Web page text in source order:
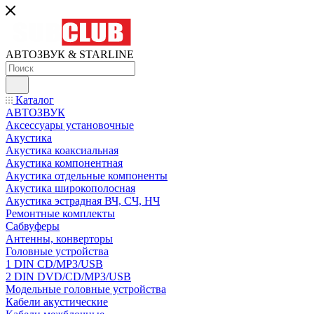
АВТОЗВУК & STARLINE
Каталог
АВТОЗВУК
Аксессуары установочные
Акустика
Акустика коаксиальная
Акустика компонентная
Акустика отдельные компоненты
Акустика широкополосная
Акустика эстрадная ВЧ, СЧ, НЧ
Ремонтные комплекты
Сабвуферы
Антенны, конверторы
Головные устройства
1 DIN CD/MP3/USB
2 DIN DVD/CD/MP3/USB
Модельные головные устройства
Кабели акустические